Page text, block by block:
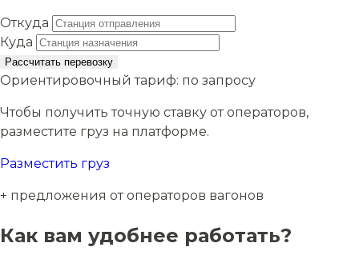
Откуда
Куда
Рассчитать перевозку
Ориентировочный тариф: по запросу
Чтобы получить точную ставку от операторов,
разместите груз на платформе.
Разместить груз
+ предложения от операторов вагонов
Как вам удобнее работать?